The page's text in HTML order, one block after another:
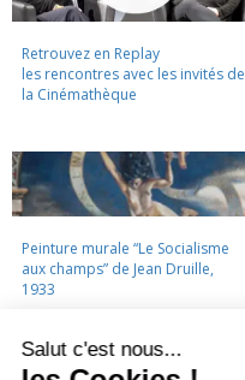
Retrouvez en Replay
les rencontres avec les invités de
la Cinémathèque
Peinture murale “Le Socialisme
aux champs” de Jean Druille,
1933